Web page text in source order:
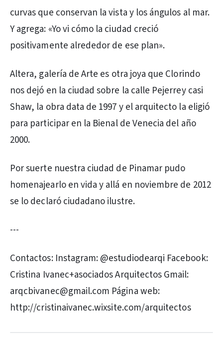
curvas que conservan la vista y los ángulos al mar.
Y agrega: «Yo vi cómo la ciudad creció
positivamente alrededor de ese plan».
Altera, galería de Arte es otra joya que Clorindo
nos dejó en la ciudad sobre la calle Pejerrey casi
Shaw, la obra data de 1997 y el arquitecto la eligió
para participar en la Bienal de Venecia del año
2000.
Por suerte nuestra ciudad de Pinamar pudo
homenajearlo en vida y allá en noviembre de 2012
se lo declaró ciudadano ilustre.
---
Contactos: Instagram: @estudiodearqi Facebook:
Cristina Ivanec+asociados Arquitectos Gmail:
arqcbivanec@gmail.com Página web:
http://cristinaivanec.wixsite.com/arquitectos